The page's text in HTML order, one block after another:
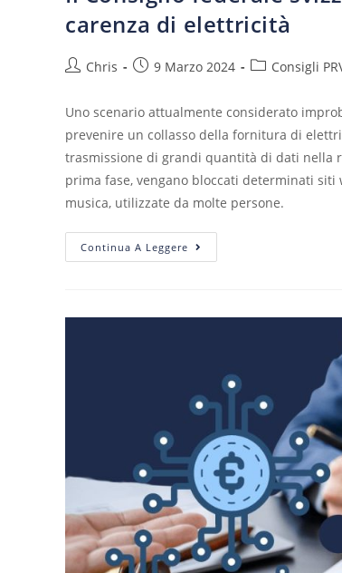
carenza di elettricità
Chris 9 Marzo 2024 Consigli
Uno scenario attualmente considerato
prevenire un collasso della fornitura di
trasmissione di grandi quantità di dati nella
prima fase, vengano bloccati determinati
musica, utilizzate da molte persone.
Continua A Leggere